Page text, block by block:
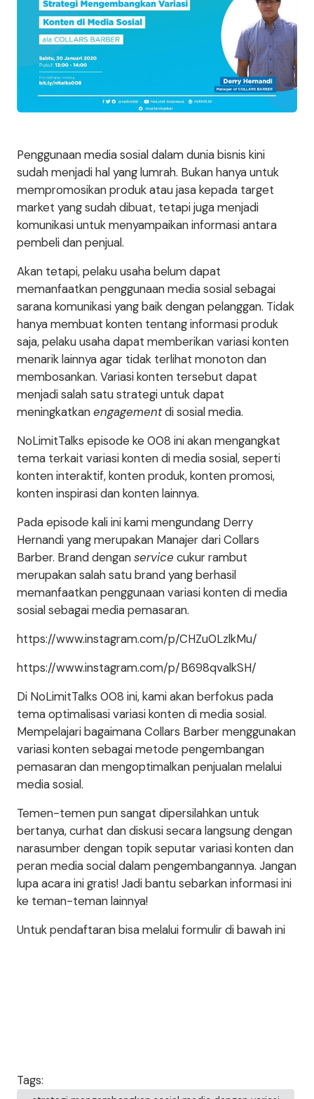
Penggunaan media sosial dalam dunia bisnis kini
sudah menjadi hal yang lumrah. Bukan hanya untuk
mempromosikan produk atau jasa kepada target
market yang sudah dibuat, tetapi juga menjadi
komunikasi untuk menyampaikan informasi antara
pembeli dan penjual.
Akan tetapi, pelaku usaha belum dapat
memanfaatkan penggunaan media sosial sebagai
sarana komunikasi yang baik dengan pelanggan. Tidak
hanya membuat konten tentang informasi produk
saja, pelaku usaha dapat memberikan variasi konten
menarik lainnya agar tidak terlihat monoton dan
membosankan. Variasi konten tersebut dapat
menjadi salah satu strategi untuk dapat
meningkatkanengagementdi sosial media.
NoLimitTalks episode ke 008 ini akan mengangkat
tema terkait variasi konten di media sosial, seperti
konten interaktif, konten produk, konten promosi,
konten inspirasi dan konten lainnya.
Pada episode kali ini kami mengundang Derry
Hernandi yang merupakan Manajer dari Collars
Barber. Brand denganservice cukur rambut
merupakan salah satu brand yang berhasil
memanfaatkan penggunaan variasi konten di media
sosial sebagai media pemasaran.
https://www.instagram.com/p/CHZu0LzlkMu/
https://www.instagram.com/p/B698qvalkSH/
Di NoLimitTalks 008 ini, kami akan berfokus pada
tema optimalisasi variasi konten di media sosial.
Mempelajari bagaimana Collars Barber menggunakan
variasi konten sebagai metode pengembangan
pemasaran dan mengoptimalkan penjualan melalui
media sosial.
Temen-temen pun sangat dipersilahkan untuk
bertanya, curhat dan diskusi secara langsung dengan
narasumber dengan topik seputar variasi konten dan
peran media social dalam pengembangannya. Jangan
lupa acara ini gratis! Jadi bantu sebarkan informasi ini
ke teman-teman lainnya!
Untuk pendaftaran bisa melalui formulir di bawah ini
Tags: